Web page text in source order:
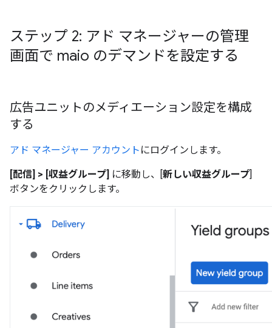
ステップ 2: アド マネージャーの管理
画面で maio のデマンドを設定する
広告ユニットのメディエーション設定を構成
する
アド マネージャー アカウント にログインします。
[配信] > [収益グループ] に移動し、[ 新しい収益グループ
ボタンをクリックします。